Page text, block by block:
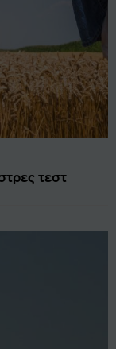
τεστ